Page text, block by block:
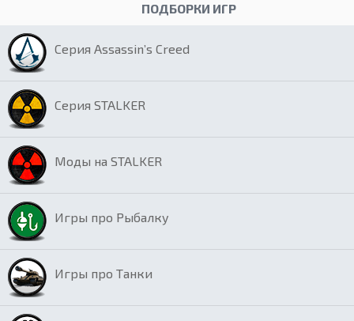
ПОДБОРКИ ИГР
Серия Assassin’s Creed
Серия STALKER
Моды на STALKER
Игры про Рыбалку
Игры про Танки